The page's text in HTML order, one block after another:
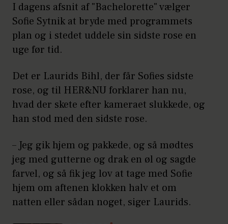
I dagens afsnit af "Bachelorette" vælger
Sofie Sytnik at bryde med programmets
plan og i stedet uddele sin sidste rose en
uge før tid.
Det er Laurids Bihl, der får Sofies sidste
rose, og til HER&NU forklarer han nu,
hvad der skete efter kameraet slukkede, og
han stod med den sidste rose.
– Jeg gik hjem og pakkede, og så mødtes
jeg med gutterne og drak en øl og sagde
farvel, og så fik jeg lov at tage med Sofie
hjem om aftenen klokken halv et om
natten eller sådan noget, siger Laurids.